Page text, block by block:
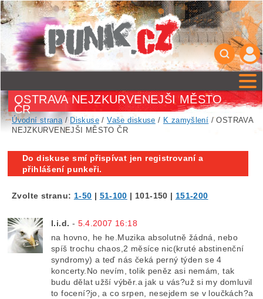
OSTRAVA NEJZKURVENEJŠI MĚSTO
ČR
Úvodní strana/ Diskuse /Vaše diskuse / K zamyšlení / OSTRAVA
NEJZKURVENEJŠI MĚSTO ČR
Do diskuse smí přispívat jen registrovaní a
přihlášení punkeři.
Zvolte stranu: 1-50 | 51-100 | 101-150 | 151-200
l.i.d. - 5.4.2007 16:18
na hovno, he he.Muzika absolutně žádná, nebo
spíš trochu chaos,2 měsíce nic(kruté abstinenční
syndromy) a teď nás čeká perný týden se 4
koncerty.No nevím, tolik peněz asi nemám, tak
budu dělat užší výběr.a jak u vás?už si my domluvil
to focení?jo, a co srpen, nesejdem se v loučkách?a